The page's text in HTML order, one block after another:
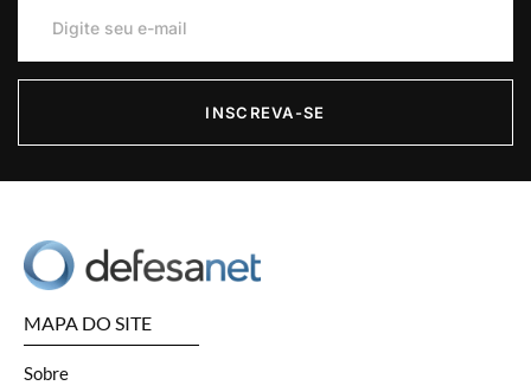
INSCREVA-SE
MAPA DO SITE
Sobre